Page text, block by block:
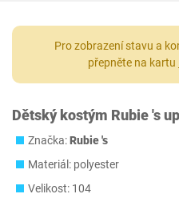
Pro zobrazení stavu a
přepněte na kartu
Dětský kostým Rubie 's
Značka:Rubie 's
Materiál: polyester
Velikost: 104